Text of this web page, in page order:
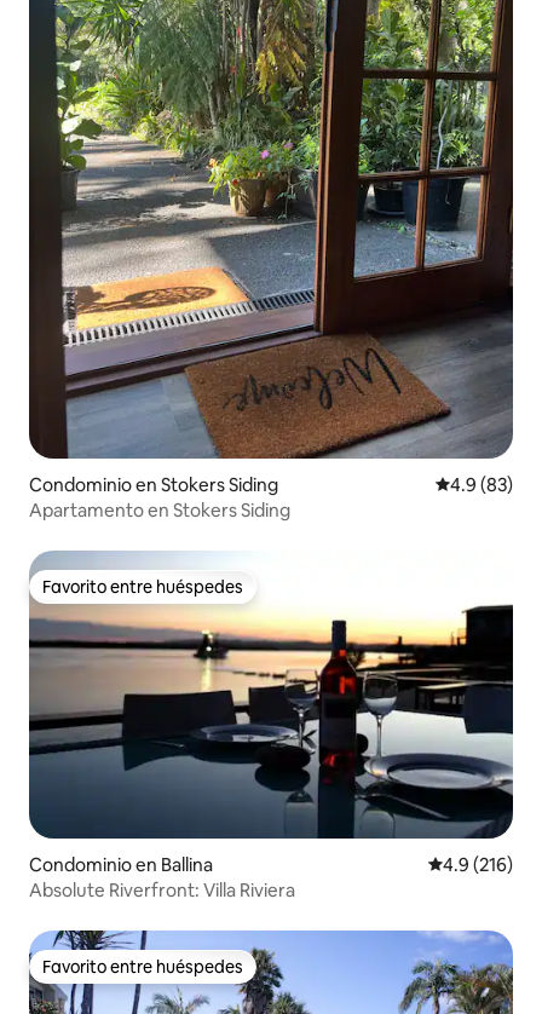
Condominio en Stokers Siding Calificación
4.9 (83)
Apartamento en Stokers Siding
Favorito entre huéspedes
Favorito entre huéspedes
Condominio en Ballina Calificación
4.9 (216)
Absolute Riverfront: Villa Riviera
Favorito entre huéspedes
Favorito entre huéspedes